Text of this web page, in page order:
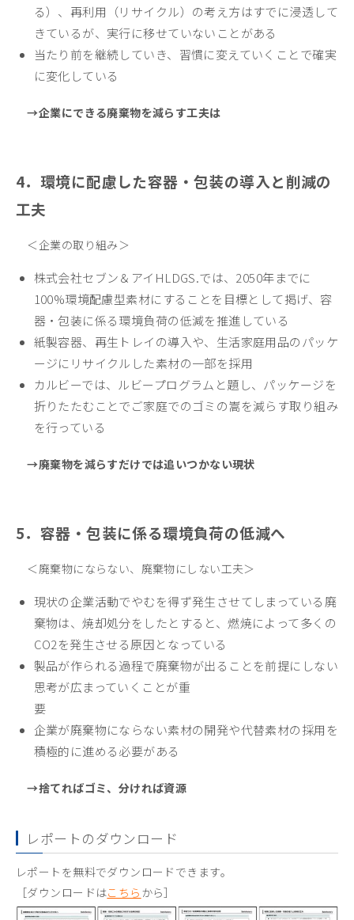
る）、再利用（リサイクル）の考え方はすでに浸透して
きているが、実行に移せていないことがある
当たり前を継続していき、習慣に変えていくことで確実
に変化している
→企業にできる廃棄物を減らす工夫は
4．環境に配慮した容器・包装の導入と削減の
工夫
＜企業の取り組み＞
株式会社セブン＆アイHLDGS.では、2050年までに
100%環境配慮型素材にすることを目標として掲げ、容
器・包装に係る環境負荷の低減を推進している
紙製容器、再生トレイの導入や、生活家庭用品のパッケ
ージにリサイクルした素材の一部を採用
カルビーでは、ルビープログラムと題し、パッケージを
折りたたむことでご家庭でのゴミの嵩を減らす取り組み
を行っている
→廃棄物を減らすだけでは追いつかない現状
5．容器・包装に係る環境負荷の低減へ
＜廃棄物にならない、廃棄物にしない工夫＞
現状の企業活動でやむを得ず発生させてしまっている廃
棄物は、焼却処分をしたとすると、燃焼によって多くの
CO2を発生させる原因となっている
製品が作られる過程で廃棄物が出ることを前提にしない
思考が広まっていくことが重
要
企業が廃棄物にならない素材の開発や代替素材の採用を
積極的に進める必要がある
→捨てればゴミ、分ければ資源
レポートのダウンロード
レポートを無料でダウンロードできます。
［ダウンロードはこちら から］